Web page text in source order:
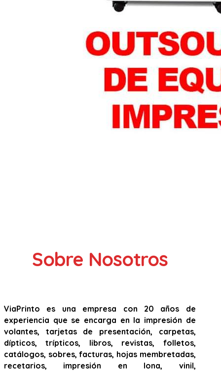
Sobre Nosotros
ViaPrinto es una empresa con 20 años de
experiencia que se encarga en la impresión de
volantes, tarjetas de presentación, carpetas,
dípticos, trípticos, libros, revistas, folletos,
catálogos, sobres, facturas, hojas membretadas,
recetarios, impresión en lona, vinil,